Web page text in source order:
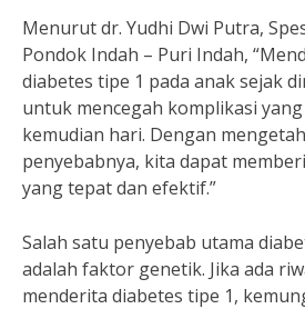
Menurut dr. Yudhi Dwi Putra,
Pondok Indah – Puri Indah,
diabetes tipe 1 pada anak sejak
untuk mencegah komplikasi
kemudian hari. Dengan
penyebabnya, kita dapat
yang tepat dan efektif.”
Salah satu penyebab utama
adalah faktor genetik. Jika ada
menderita diabetes tipe 1,